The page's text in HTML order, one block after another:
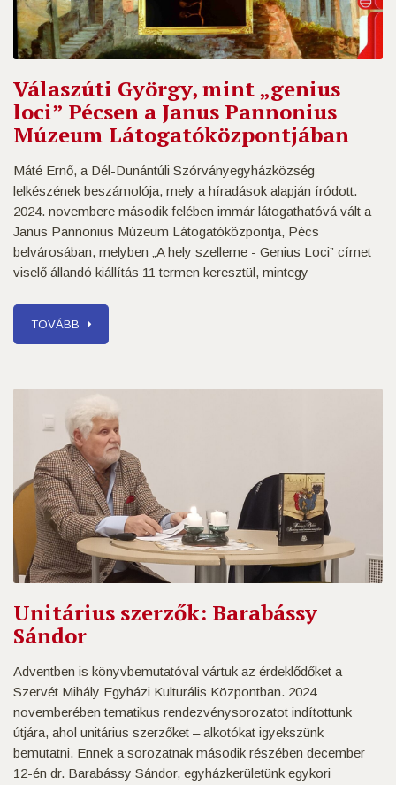
Válaszúti György, mint „genius
loci” Pécsen a Janus Pannonius
Múzeum Látogatóközpontjában
Máté Ernő, a Dél-Dunántúli Szórványegyházközség
lelkészének beszámolója, mely a híradások alapján íródott.
2024. novembere második felében immár látogathatóvá vált a
Janus Pannonius Múzeum Látogatóközpontja, Pécs
belvárosában, melyben „A hely szelleme - Genius Loci” címet
viselő állandó kiállítás 11 termen keresztül, mintegy
TOVÁBB
Unitárius szerzők: Barabássy
Sándor
Adventben is könyvbemutatóval vártuk az érdeklődőket a
Szervét Mihály Egyházi Kulturális Központban. 2024
novemberében tematikus rendezvénysorozatot indítottunk
útjára, ahol unitárius szerzőket – alkotókat igyekszünk
bemutatni. Ennek a sorozatnak második részében december
12-én dr. Barabássy Sándor, egyházkerületünk egykori